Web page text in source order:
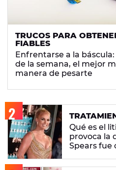
TRUCOS PARA
FIABLES
Enfrentarse a la
de la semana, el mejor
manera de pesarte
Qué es el
provoca la
Spears fue